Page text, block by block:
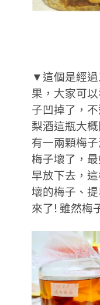
▼這個是經過
果，大家可
子凹掉了，
梨酒這瓶大
有一兩顆梅
梅子壞了，
早放下去，
壞的梅子、
來了! 雖然梅